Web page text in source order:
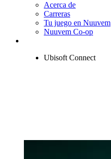
Acerca de
Carreras
Tu juego en Nuuvem
Nuuvem Co-op
Ubisoft Connect